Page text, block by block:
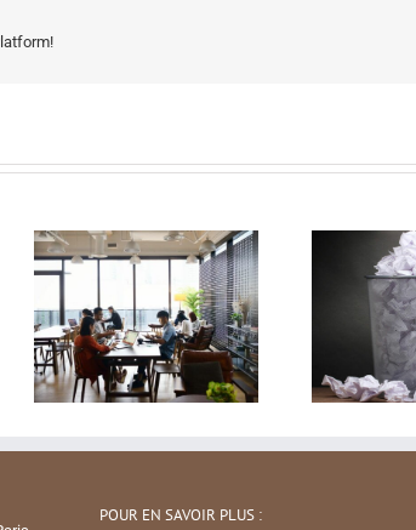
POUR EN SAVOIR PLUS :